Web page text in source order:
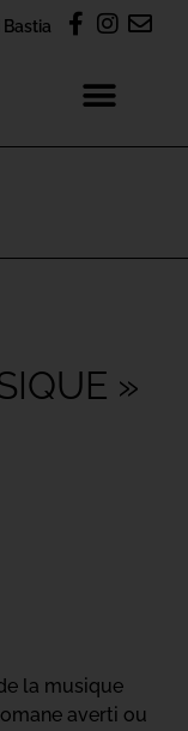
»
la musique
averti ou